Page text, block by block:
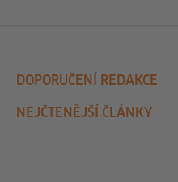
DOPORUČENÍ REDAKCE
NEJČTENĚJŠÍ ČLÁNKY